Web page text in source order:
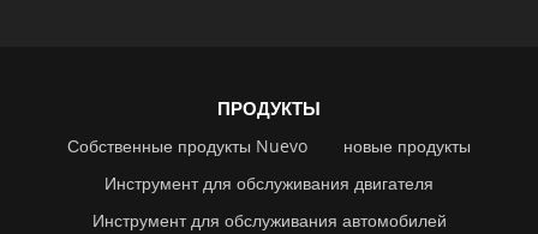
ПРОДУКТЫ
Собственные продукты Nuevo
новые продукты
Инструмент для обслуживания двигателя
Инструмент для обслуживания автомобилей